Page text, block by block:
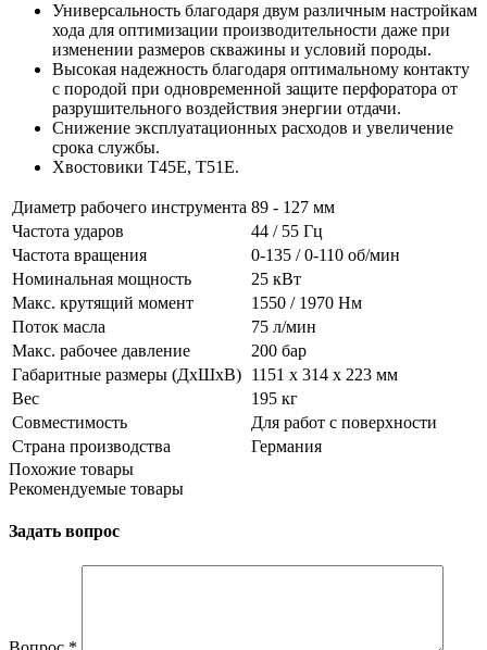
Универсальность благодаря двум различным настройкам
хода для оптимизации производительности даже при
изменении размеров скважины и условий породы.
Высокая надежность благодаря оптимальному контакту
с породой при одновременной защите перфоратора от
разрушительного воздействия энергии отдачи.
Снижение эксплуатационных расходов и увеличение
срока службы.
Хвостовики T45E, T51E.
Диаметр рабочего инструмента 89 - 127 мм
Частота ударов
44 / 55 Гц
Частота вращения
0-135 / 0-110 об/мин
Номинальная мощность
25 кВт
Макс. крутящий момент
1550 / 1970 Нм
Поток масла
75 л/мин
Макс. рабочее давление
200 бар
Габаритные размеры (ДхШхВ) 1151 х 314 х 223 мм
Вес
195 кг
Совместимость
Для работ с поверхности
Страна производства
Германия
Похожие товары
Рекомендуемые товары
Задать вопрос